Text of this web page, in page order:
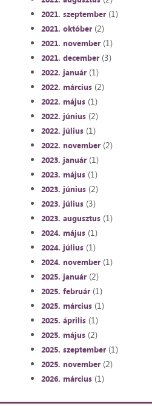
2021. szeptember(1)
2021. október(2)
2021. november(1)
2021. december(3)
2022. január(1)
2022. március(2)
2022. május(1)
2022. június(2)
2022. július(1)
2022. november(2)
2023. január(1)
2023. május(1)
2023. június(2)
2023. július(3)
2023. augusztus(1)
2024. május(1)
2024. július(1)
2024. november(1)
2025. január(2)
2025. február(1)
2025. március(1)
2025. április(1)
2025. május(2)
2025. szeptember(1)
2025. november(2)
2026. március(1)